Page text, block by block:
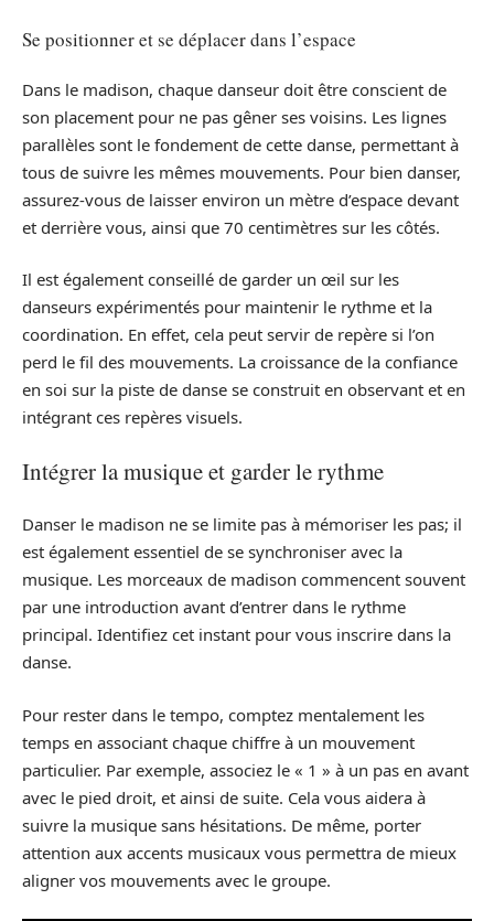
Se positionner et se déplacer dans l’espace
Dans le madison, chaque danseur doit être conscient de
son placement pour ne pas gêner ses voisins. Les lignes
parallèles sont le fondement de cette danse, permettant à
tous de suivre les mêmes mouvements. Pour bien danser,
assurez-vous de laisser environ un mètre d’espace devant
et derrière vous, ainsi que 70 centimètres sur les côtés.
Il est également conseillé de garder un œil sur les
danseurs expérimentés pour maintenir le rythme et la
coordination. En effet, cela peut servir de repère si l’on
perd le fil des mouvements. La croissance de la confiance
en soi sur la piste de danse se construit en observant et en
intégrant ces repères visuels.
Intégrer la musique et garder le rythme
Danser le madison ne se limite pas à mémoriser les pas; il
est également essentiel de se synchroniser avec la
musique. Les morceaux de madison commencent souvent
par une introduction avant d’entrer dans le rythme
principal. Identifiez cet instant pour vous inscrire dans la
danse.
Pour rester dans le tempo, comptez mentalement les
temps en associant chaque chiffre à un mouvement
particulier. Par exemple, associez le « 1 » à un pas en avant
avec le pied droit, et ainsi de suite. Cela vous aidera à
suivre la musique sans hésitations. De même, porter
attention aux accents musicaux vous permettra de mieux
aligner vos mouvements avec le groupe.